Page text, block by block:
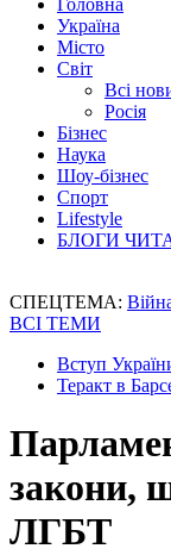
Головна
Україна
Місто
Світ
Всі
Росія
Бізнес
Наука
Шоу-бізнес
Спорт
Lifestyle
БЛОГИ
СПЕЦТЕМА:
ВСІ ТЕМИ
Вступ
Теракт в
закони,
ЛГБТ